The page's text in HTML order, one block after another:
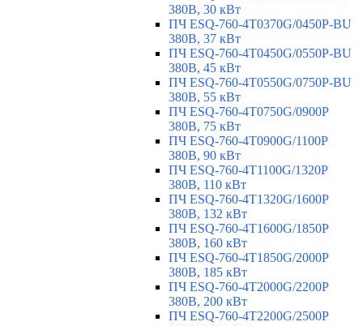
380В, 30 кВт
ПЧ ESQ-760-4T0370G/0450P-BU
380В, 37 кВт
ПЧ ESQ-760-4T0450G/0550P-BU
380В, 45 кВт
ПЧ ESQ-760-4T0550G/0750P-BU
380В, 55 кВт
ПЧ ESQ-760-4T0750G/0900P
380В, 75 кВт
ПЧ ESQ-760-4T0900G/1100P
380В, 90 кВт
ПЧ ESQ-760-4T1100G/1320P
380В, 110 кВт
ПЧ ESQ-760-4T1320G/1600P
380В, 132 кВт
ПЧ ESQ-760-4T1600G/1850P
380В, 160 кВт
ПЧ ESQ-760-4T1850G/2000P
380В, 185 кВт
ПЧ ESQ-760-4T2000G/2200P
380В, 200 кВт
ПЧ ESQ-760-4T2200G/2500P